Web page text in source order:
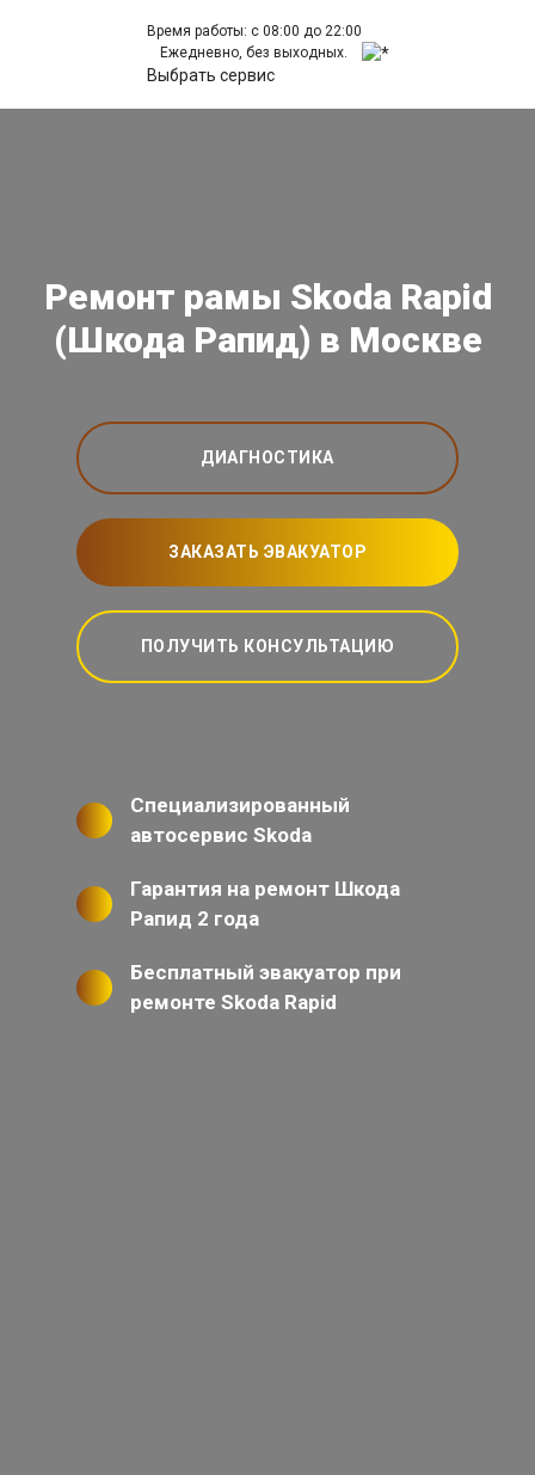
Время работы: с 08:00 до 22:00
Ежедневно, без выходных.
Выбрать сервис
Ремонт рамы Skoda Rapid
(Шкода Рапид) в Москве
ДИАГНОСТИКА
ЗАКАЗАТЬ ЭВАКУАТОР
ПОЛУЧИТЬ КОНСУЛЬТАЦИЮ
Специализированный
автосервис Skoda
Гарантия на ремонт Шкода
Рапид 2 года
Бесплатный эвакуатор при
ремонте Skoda Rapid